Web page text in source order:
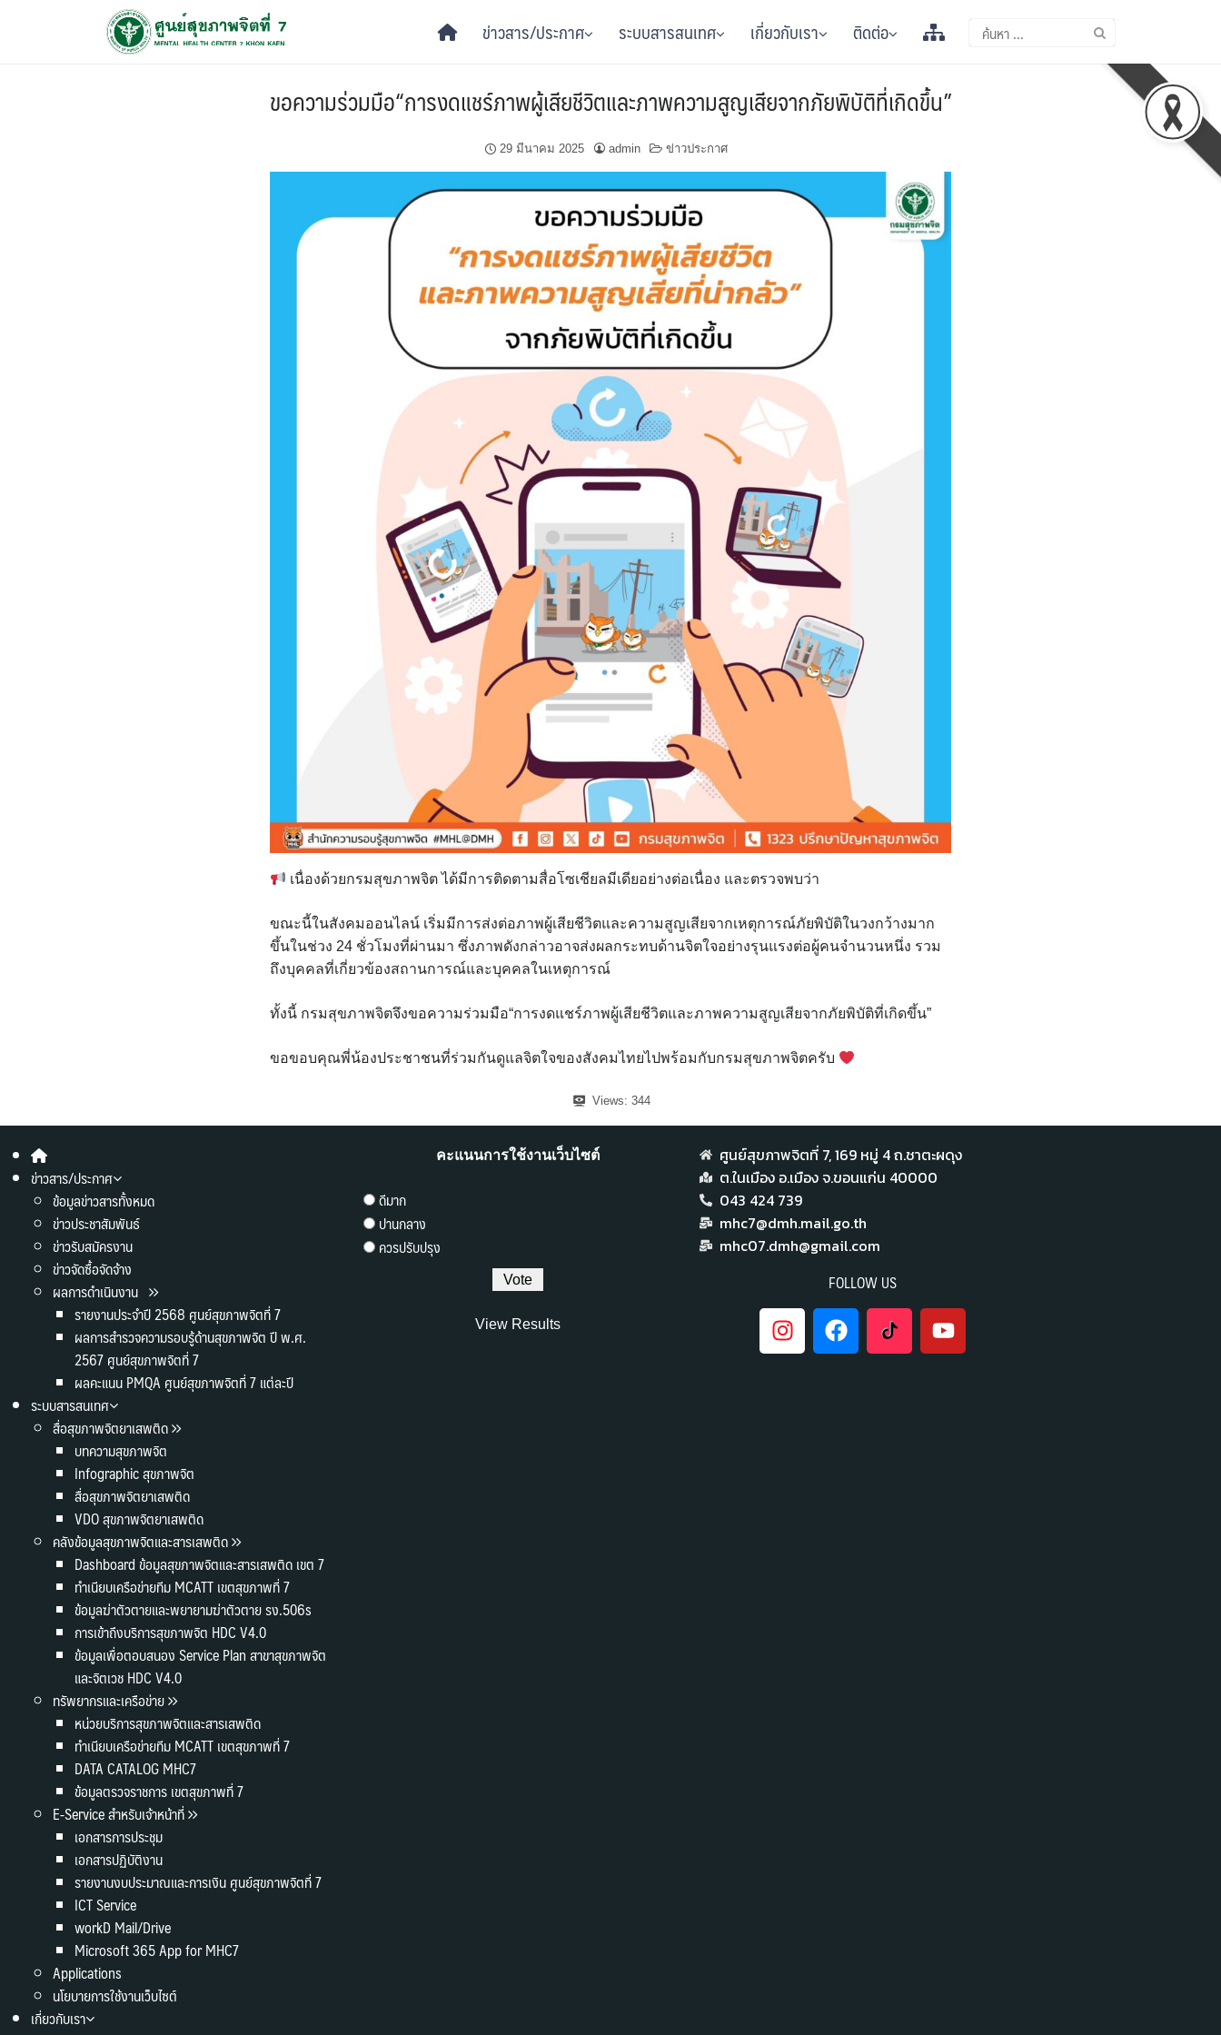
ข่าวสาร/ประกาศ ระบบสารสนเทศ เกี่ยวกับเรา ติดต่อ
ขอความร่วมมือ“การงดแชร์ภาพผู้เสียชีวิตและภาพความสูญเสียจากภัยพิบัติที่เกิดขึ้น”
29 มีนาคม 2025 admin ข่าวประกาศ
เนื่องด้วยกรมสุขภาพจิต ได้มีการติดตามสื่อโซเชียลมีเดียอย่างต่อเนื่อง และตรวจพบว่า
ขณะนี้ในสังคมออนไลน์ เริ่มมีการส่งต่อภาพผู้เสียชีวิตและความสูญเสียจากเหตุการณ์ภัยพิบัติในวงกว้างมาก
ขึ้นในช่วง 24 ชั่วโมงที่ผ่านมา ซึ่งภาพดังกล่าวอาจส่งผลกระทบด้านจิตใจอย่างรุนแรงต่อผู้คนจำนวนหนึ่ง รวม
ถึงบุคคลที่เกี่ยวข้องสถานการณ์และบุคคลในเหตุการณ์
ทั้งนี้ กรมสุขภาพจิตจึงขอความร่วมมือ“การงดแชร์ภาพผู้เสียชีวิตและภาพความสูญเสียจากภัยพิบัติที่เกิดขึ้น”
ขอขอบคุณพี่น้องประชาชนที่ร่วมกันดูแลจิตใจของสังคมไทยไปพร้อมกับกรมสุขภาพจิตครับ
Views: 344
ข่าวสาร/ประกาศ
ข้อมูลข่าวสารทั้งหมด
ข่าวประชาสัมพันธ์
ข่าวรับสมัครงาน
ข่าวจัดซื้อจัดจ้าง
ผลการดำเนินงาน
รายงานประจำปี 2568 ศูนย์สุขภาพจิตที่ 7
ผลการสำรวจความรอบรู้ด้านสุขภาพจิต ปี พ.ศ.
2567 ศูนย์สุขภาพจิตที่ 7
ผลคะแนน PMQA ศูนย์สุขภาพจิตที่ 7 แต่ละปี
ระบบสารสนเทศ
สื่อสุขภาพจิตยาเสพติด
บทความสุขภาพจิต
Infographic สุขภาพจิต
สื่อสุขภาพจิตยาเสพติด
VDO สุขภาพจิตยาเสพติด
คลังข้อมูลสุขภาพจิตและสารเสพติด
Dashboard ข้อมูลสุขภาพจิตและสารเสพติด เขต 7
ทำเนียบเครือข่ายทีม MCATT เขตสุขภาพที่ 7
ข้อมูลฆ่าตัวตายและพยายามฆ่าตัวตาย รง.506s
การเข้าถึงบริการสุขภาพจิต HDC V4.0
ข้อมูลเพื่อตอบสนอง Service Plan สาขาสุขภาพจิต
และจิตเวช HDC V4.0
ทรัพยากรและเครือข่าย
หน่วยบริการสุขภาพจิตและสารเสพติด
ทำเนียบเครือข่ายทีม MCATT เขตสุขภาพที่ 7
DATA CATALOG MHC7
ข้อมูลตรวจราชการ เขตสุขภาพที่ 7
E-Service สำหรับเจ้าหน้าที่
เอกสารการประชุม
เอกสารปฏิบัติงาน
รายงานงบประมาณและการเงิน ศูนย์สุขภาพจิตที่ 7
ICT Service
workD Mail/Drive
Microsoft 365 App for MHC7
Applications
นโยบายการใช้งานเว็บไซต์
เกี่ยวกับเรา
คะแนนการใช้งานเว็บไซต์
ดีมาก
ปานกลาง
ควรปรับปรุง
View Results
ศูนย์สุขภาพจิตที่ 7,​ 169 หมู่ 4 ถ.ชาตะผดุง
ต.ในเมือง อ.เมือง จ.ขอนแก่น 40000
043 424 739
mhc7@dmh.mail.go.th
mhc07.dmh@gmail.com
FOLLOW US